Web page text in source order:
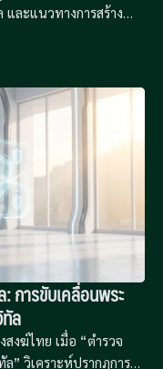
ละแนวทางการสร้าง
จในยุคที่เทคโนโลยีขับ
การขับเคลื่อนพระ
ล
สงฆ์ไทย เมื่อ “ตำรวจ
” วิเคราะห์ปรากฏการณ์